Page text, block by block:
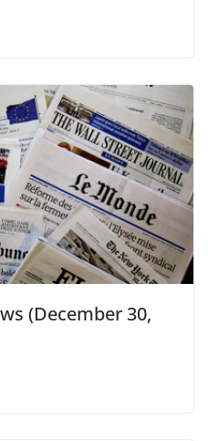
(December 30,